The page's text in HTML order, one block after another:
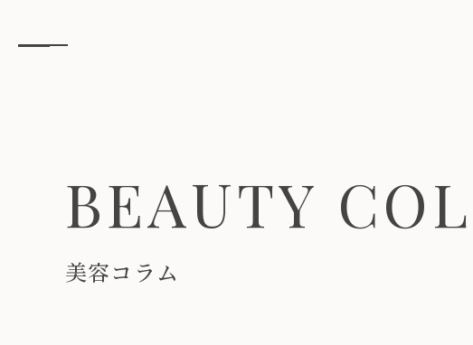
BEAUTY COL
美容コ ラ ム